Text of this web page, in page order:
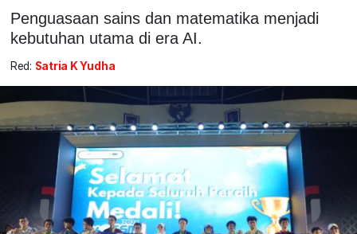
Penguasaan sains dan matematika menjadi
kebutuhan utama di era AI.
Red: Satria K Yudha